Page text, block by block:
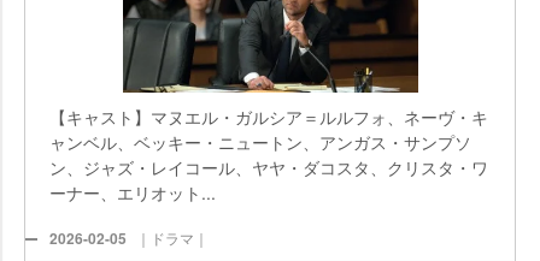
【キャスト】マヌエル・ガルシア＝ルルフォ、ネーヴ・キ
ャンベル、ベッキー・ニュートン、アンガス・サンプソ
ン、ジャズ・レイコール、ヤヤ・ダコスタ、クリスタ・ワ
ーナー、エリオット...
2026-02-05 ｜ドラマ｜